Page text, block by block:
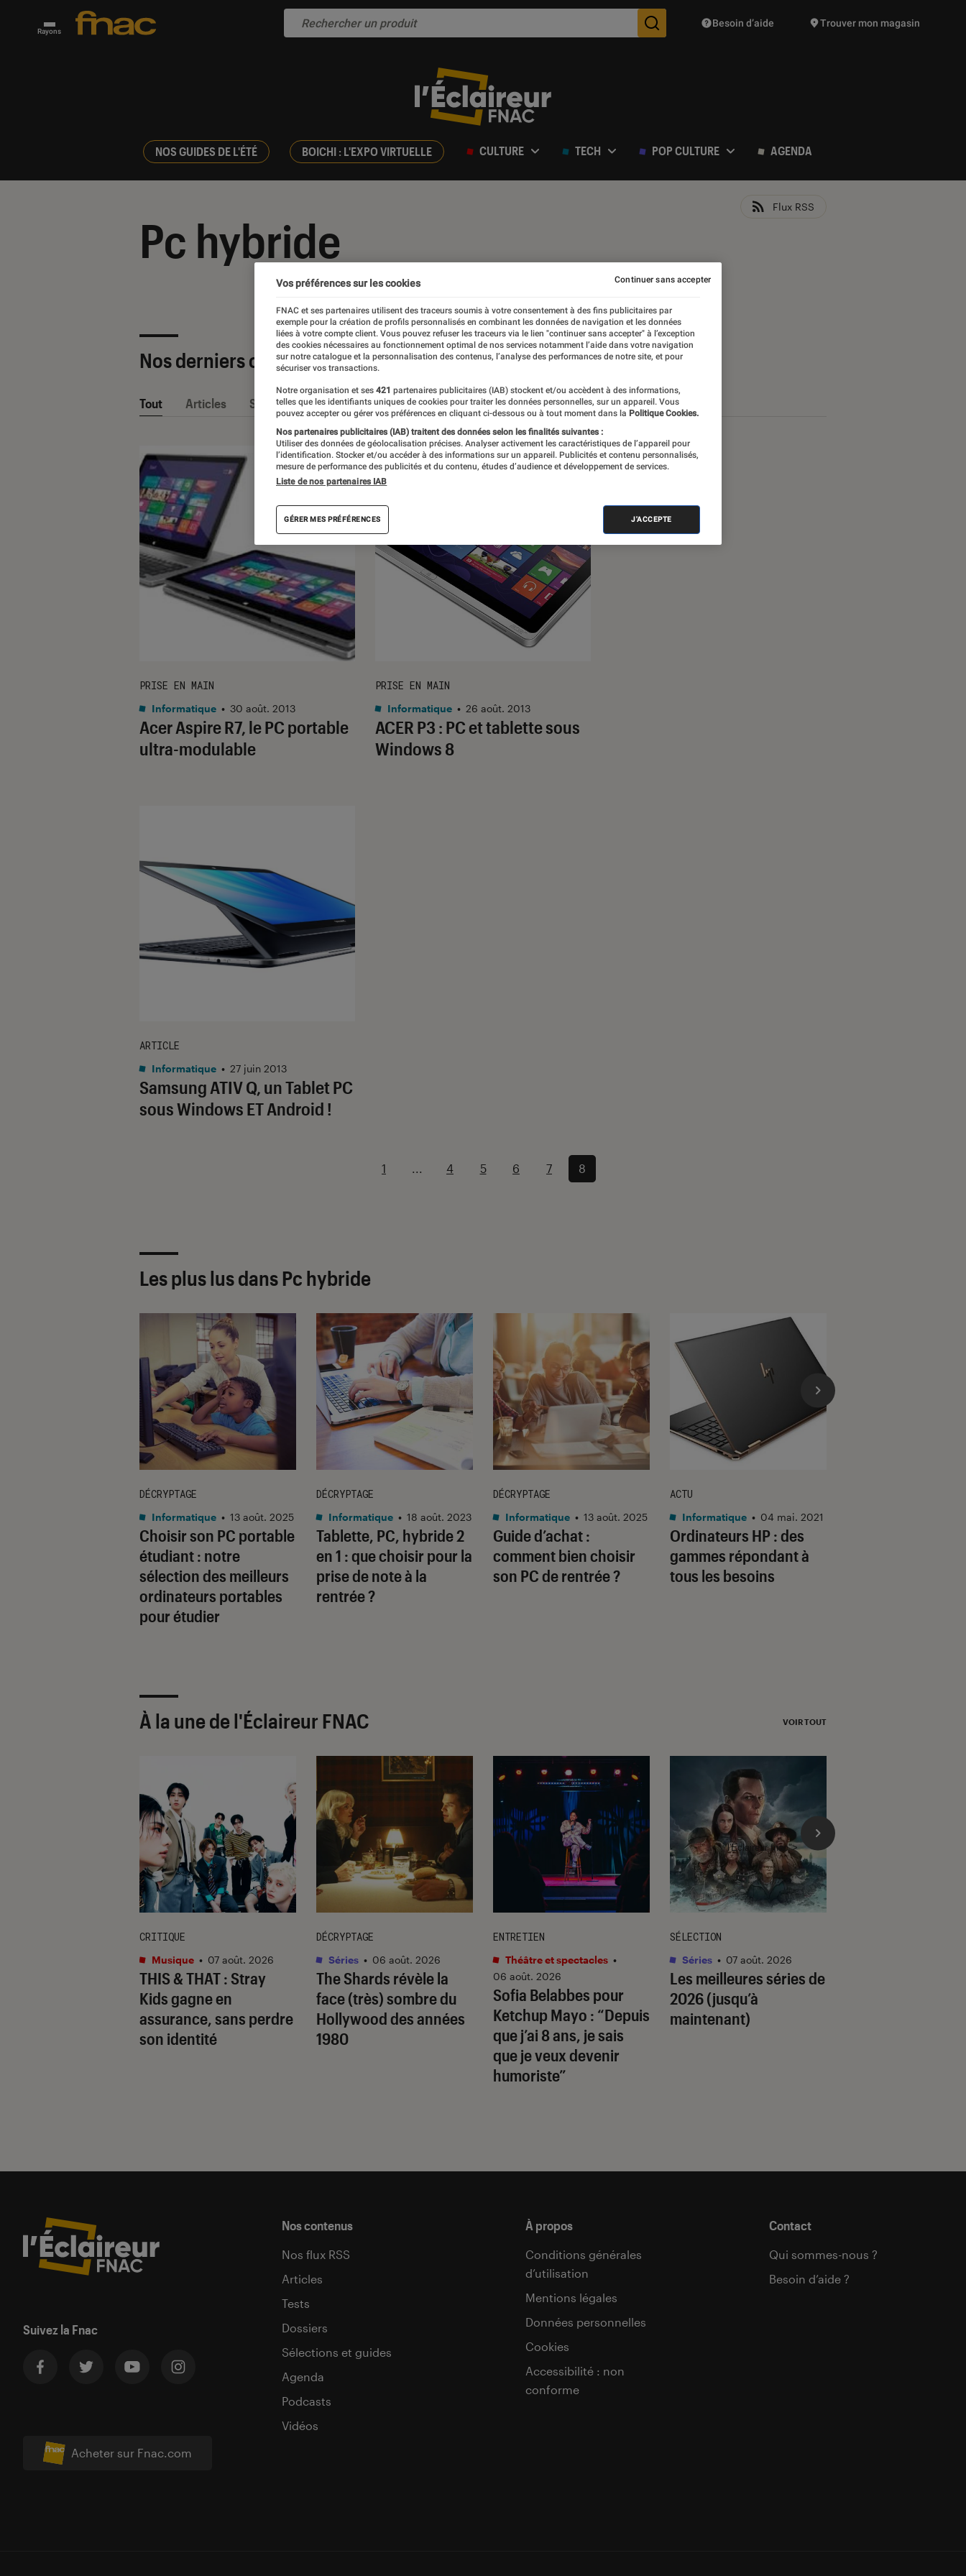
Rayons Des suggestions de produits vont vous être proposées
Besoin d’aide Trouver mon magasin
NOS GUIDES DE L'ÉTÉ BOICHI : L'EXPO VIRTUELLE CULTURE TECH POP CULTURE AGENDA
Pc hybride
Flux RSS
Nos derniers contenus
Tout Articles Sélections et guides Tests
Acer Aspire R7, le PC portable
ultra-modulable
PRISE EN MAIN
Informatique • 30 août. 2013
ACER P3 : PC et tablette sous
Windows 8
PRISE EN MAIN
Informatique • 26 août. 2013
Samsung ATIV Q, un Tablet PC
sous Windows ET Android !
ARTICLE
Informatique • 27 juin 2013
1 ... 4 5 6 7 8
Les plus lus dans Pc hybride
Choisir son PC portable
étudiant : notre
sélection des meilleurs
ordinateurs portables
pour étudier
DÉCRYPTAGE
Informatique • 13 août. 2025
Tablette, PC, hybride 2
en 1 : que choisir pour la
prise de note à la
rentrée ?
DÉCRYPTAGE
Informatique • 18 août. 2023
Guide d’achat :
comment bien choisir
son PC de rentrée ?
DÉCRYPTAGE
Informatique • 13 août. 2025
Ordinateurs HP : des
gammes répondant à
tous les besoins
ACTU
Informatique • 04 mai. 2021
À la une de l'Éclaireur FNAC VOIR TOUT
THIS & THAT: Stray
Kids gagne en
assurance, sans perdre
son identité
CRITIQUE
Musique • 07 août. 2026
The Shards révèle la
face (très) sombre du
Hollywood des années
1980
DÉCRYPTAGE
Séries • 06 août. 2026
Sofia Belabbes pour
Ketchup Mayo : “Depuis
que j’ai 8 ans, je sais
que je veux devenir
humoriste”
ENTRETIEN
Théâtre et spectacles •
06 août. 2026
Les meilleures séries de
2026 (jusqu’à
maintenant)
SÉLECTION
Séries • 07 août. 2026
l'Éclaireur fnac">
Suivez la Fnac
Acheter sur Fnac.com
Nos contenus
Nos flux RSS
Articles
Tests
Dossiers
Sélections et guides
Agenda
Podcasts
Vidéos
À propos
Conditions générales
d’utilisation
Mentions légales
Données personnelles
Cookies
Accessibilité : non
conforme
Contact
Qui sommes-nous ?
Besoin d’aide ?
Vos préférences sur les cookies
FNAC et ses partenaires utilisent des traceurs soumis à votre consentement à des fins publicitaires par
exemple pour la création de profils personnalisés en combinant les données de navigation et les données
liées à votre compte client. Vous pouvez refuser les traceurs via le lien "continuer sans accepter" à l’exception
des cookies nécessaires au fonctionnement optimal de nos services notamment l’aide dans votre navigation
sur notre catalogue et la personnalisation des contenus, l’analyse des performances de notre site, et pour
sécuriser vos transactions.
Notre organisation et ses 421 partenaires publicitaires (IAB) stockent et/ou accèdent à des informations,
telles que les identifiants uniques de cookies pour traiter les données personnelles, sur un appareil. Vous
pouvez accepter ou gérer vos préférences en cliquant ci-dessous ou à tout moment dans la Politique Cookies.
Nos partenaires publicitaires (IAB) traitent des données selon les finalités suivantes :
Utiliser des données de géolocalisation précises. Analyser activement les caractéristiques de l’appareil pour
l’identification. Stocker et/ou accéder à des informations sur un appareil. Publicités et contenu personnalisés,
mesure de performance des publicités et du contenu, études d’audience et développement de services.
Liste de nos partenaires IAB
GÉRER MES PRÉFÉRENCES J'ACCEPTE
Continuer sans accepter